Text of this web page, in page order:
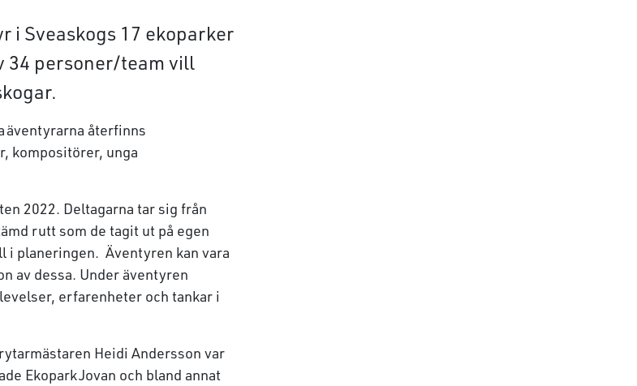
i Sveaskogs 17 ekoparker
34 personer/team vill
äventyrarna återfinns
kompositörer, unga
2022. Deltagarna tar sig från
rutt som de tagit ut på egen
i planeringen. Äventyren kan vara
av dessa. Under äventyren
erfarenheter och tankar i
Heidi Andersson var
Ekopark Jovan och bland annat